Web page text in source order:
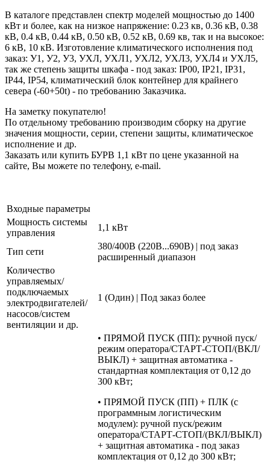
В каталоге представлен спектр моделей мощностью до 1400
кВт и более, как на низкое напряжение: 0.23 кв, 0.36 кВ, 0.38
кВ, 0.4 кВ, 0.44 кВ, 0.50 кВ, 0.52 кВ, 0.69 кв, так и на высокое:
6 кВ, 10 кВ. Изготовление климатического исполнения под
заказ: У1, У2, У3, УХЛ, УХЛ1, УХЛ2, УХЛ3, УХЛ4 и УХЛ5,
так же степень защиты шкафа - под заказ: IP00, IP21, IP31,
IP44, IP54, климатический блок контейнер для крайнего
севера (-60+50t) - по требованию Заказчика.
На заметку покупателю!
По отдельному требованию производим сборку на другие
значения мощности, серии, степени защиты, климатическое
исполнение и др.
Заказать или купить БУРВ 1,1 кВт по цене указанной на
сайте, Вы можете по телефону, e-mail.
Входные параметры
Мощность системы
управления
1,1 кВт
Тип сети
380/400В (220В...690В) | под заказ
расширенный диапазон
Количество
управляемых/
подключаемых
электродвигателей/
насосов/систем
вентиляции и др.
1 (Один) | Под заказ более
• ПРЯМОЙ ПУСК (ПП): ручной пуск/
режим оператора/СТАРТ-СТОП/(ВКЛ/
ВЫКЛ) + защитная автоматика -
стандартная комплектация от 0,12 до
300 кВт;
• ПРЯМОЙ ПУСК (ПП) + ПЛК (с
программным логистическим
модулем): ручной пуск/режим
оператора/СТАРТ-СТОП/(ВКЛ/ВЫКЛ)
+ защитная автоматика - под заказ
комплектация от 0,12 до 300 кВт;